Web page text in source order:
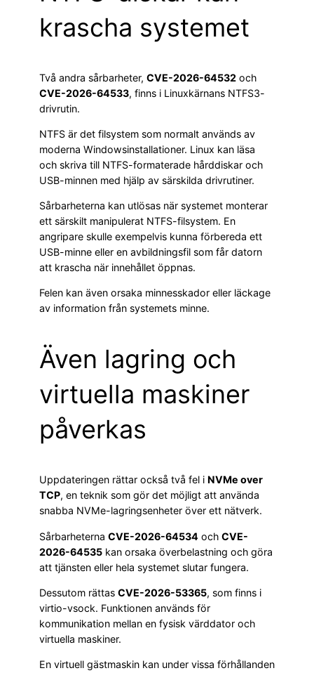
krascha systemet
Två andra sårbarheter, CVE-2026-64532 och
CVE-2026-64533, finns i Linuxkärnans NTFS3-
drivrutin.
NTFS är det filsystem som normalt används av
moderna Windowsinstallationer. Linux kan läsa
och skriva till NTFS-formaterade hårddiskar och
USB-minnen med hjälp av särskilda drivrutiner.
Sårbarheterna kan utlösas när systemet monterar
ett särskilt manipulerat NTFS-filsystem. En
angripare skulle exempelvis kunna förbereda ett
USB-minne eller en avbildningsfil som får datorn
att krascha när innehållet öppnas.
Felen kan även orsaka minnesskador eller läckage
av information från systemets minne.
Även lagring och
virtuella maskiner
påverkas
Uppdateringen rättar också två fel i NVMe over
TCP, en teknik som gör det möjligt att använda
snabba NVMe-lagringsenheter över ett nätverk.
Sårbarheterna CVE-2026-64534 och CVE-
2026-64535 kan orsaka överbelastning och göra
att tjänsten eller hela systemet slutar fungera.
Dessutom rättas CVE-2026-53365, som finns i
virtio-vsock. Funktionen används för
kommunikation mellan en fysisk värddator och
virtuella maskiner.
En virtuell gästmaskin kan under vissa förhållanden